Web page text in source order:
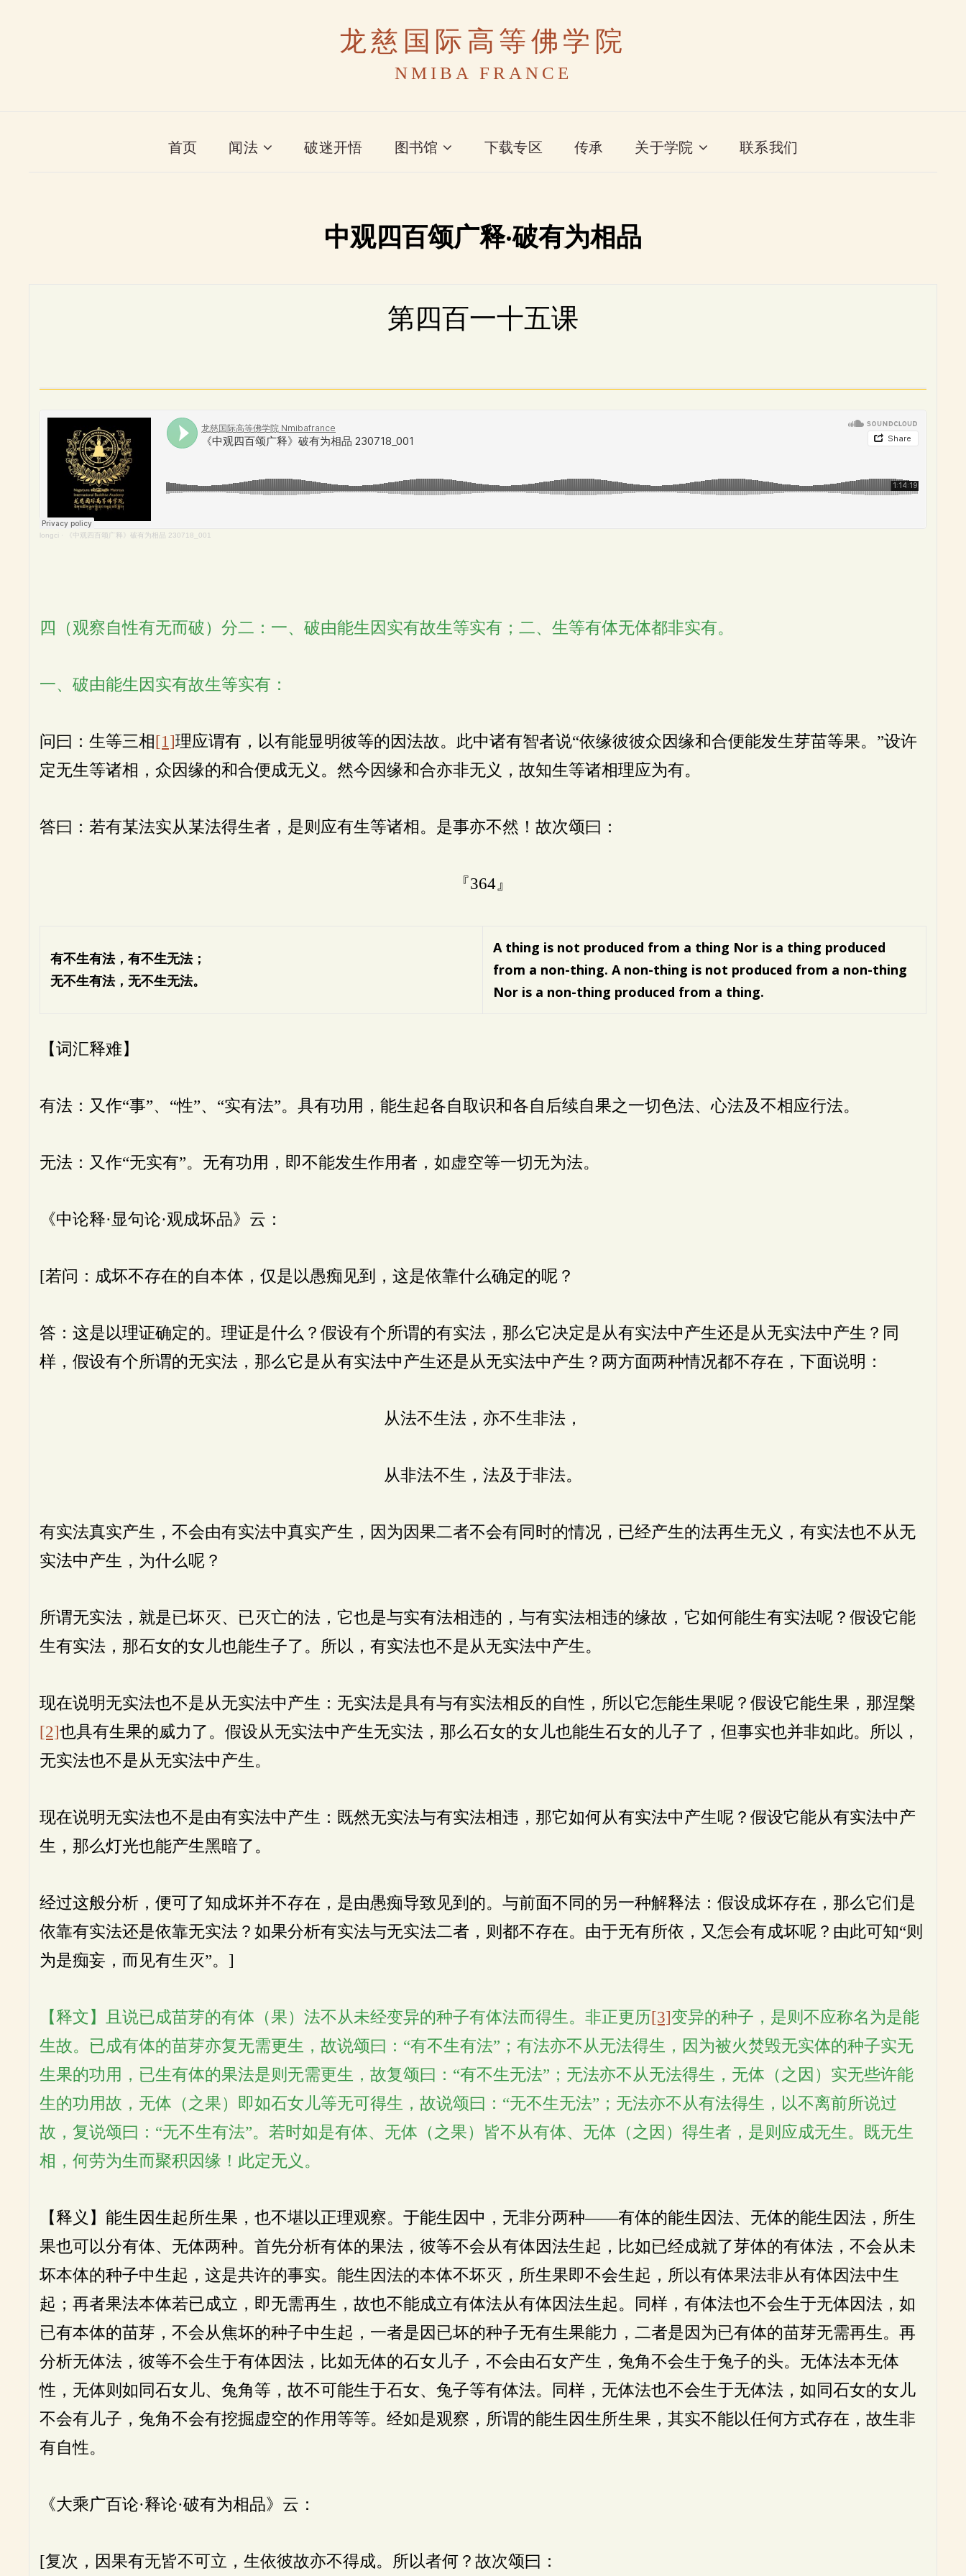
龙慈国际高等佛学院
NMIBA FRANCE
首页 闻法 破迷开悟 图书馆 下载专区 传承 关于学院 联系我们
中观四百颂广释·破有为相品
第四百一十五课
longci · 《中观四百颂广释》破有为相品 230718_001
四（观察自性有无而破）分二：一、破由能生因实有故生等实有；二、生等有体无体都非实有。
一、破由能生因实有故生等实有：
问曰：生等三相[1]理应谓有，以有能显明彼等的因法故。此中诸有智者说“依缘彼彼众因缘和合便能发生芽苗等果。”设许
定无生等诸相，众因缘的和合便成无义。然今因缘和合亦非无义，故知生等诸相理应为有。
答曰：若有某法实从某法得生者，是则应有生等诸相。是事亦不然！故次颂曰：
『364』
有不生有法，有不生无法；
无不生有法，无不生无法。
A thing is not produced from a thing Nor is a thing produced
from a non-thing. A non-thing is not produced from a non-thing
Nor is a non-thing produced from a thing.
【词汇释难】
有法：又作“事”、“性”、“实有法”。具有功用，能生起各自取识和各自后续自果之一切色法、心法及不相应行法。
无法：又作“无实有”。无有功用，即不能发生作用者，如虚空等一切无为法。
《中论释·显句论·观成坏品》云：
[若问：成坏不存在的自本体，仅是以愚痴见到，这是依靠什么确定的呢？
答：这是以理证确定的。理证是什么？假设有个所谓的有实法，那么它决定是从有实法中产生还是从无实法中产生？同
样，假设有个所谓的无实法，那么它是从有实法中产生还是从无实法中产生？两方面两种情况都不存在，下面说明：
从法不生法，亦不生非法，
从非法不生，法及于非法。
有实法真实产生，不会由有实法中真实产生，因为因果二者不会有同时的情况，已经产生的法再生无义，有实法也不从无
实法中产生，为什么呢？
所谓无实法，就是已坏灭、已灭亡的法，它也是与实有法相违的，与有实法相违的缘故，它如何能生有实法呢？假设它能
生有实法，那石女的女儿也能生子了。所以，有实法也不是从无实法中产生。
现在说明无实法也不是从无实法中产生：无实法是具有与有实法相反的自性，所以它怎能生果呢？假设它能生果，那涅槃
[2]也具有生果的威力了。假设从无实法中产生无实法，那么石女的女儿也能生石女的儿子了，但事实也并非如此。所以，
无实法也不是从无实法中产生。
现在说明无实法也不是由有实法中产生：既然无实法与有实法相违，那它如何从有实法中产生呢？假设它能从有实法中产
生，那么灯光也能产生黑暗了。
经过这般分析，便可了知成坏并不存在，是由愚痴导致见到的。与前面不同的另一种解释法：假设成坏存在，那么它们是
依靠有实法还是依靠无实法？如果分析有实法与无实法二者，则都不存在。由于无有所依，又怎会有成坏呢？由此可知“则
为是痴妄，而见有生灭”。]
【释文】且说已成苗芽的有体（果）法不从未经变异的种子有体法而得生。非正更历[3]变异的种子，是则不应称名为是能
生故。已成有体的苗芽亦复无需更生，故说颂曰：“有不生有法”；有法亦不从无法得生，因为被火焚毁无实体的种子实无
生果的功用，已生有体的果法是则无需更生，故复颂曰：“有不生无法”；无法亦不从无法得生，无体（之因）实无些许能
生的功用故，无体（之果）即如石女儿等无可得生，故说颂曰：“无不生无法”；无法亦不从有法得生，以不离前所说过
故，复说颂曰：“无不生有法”。若时如是有体、无体（之果）皆不从有体、无体（之因）得生者，是则应成无生。既无生
相，何劳为生而聚积因缘！此定无义。
【释义】能生因生起所生果，也不堪以正理观察。于能生因中，无非分两种——有体的能生因法、无体的能生因法，所生
果也可以分有体、无体两种。首先分析有体的果法，彼等不会从有体因法生起，比如已经成就了芽体的有体法，不会从未
坏本体的种子中生起，这是共许的事实。能生因法的本体不坏灭，所生果即不会生起，所以有体果法非从有体因法中生
起；再者果法本体若已成立，即无需再生，故也不能成立有体法从有体因法生起。同样，有体法也不会生于无体因法，如
已有本体的苗芽，不会从焦坏的种子中生起，一者是因已坏的种子无有生果能力，二者是因为已有体的苗芽无需再生。再
分析无体法，彼等不会生于有体因法，比如无体的石女儿子，不会由石女产生，兔角不会生于兔子的头。无体法本无体
性，无体则如同石女儿、兔角等，故不可能生于石女、兔子等有体法。同样，无体法也不会生于无体法，如同石女的女儿
不会有儿子，兔角不会有挖掘虚空的作用等等。经如是观察，所谓的能生因生所生果，其实不能以任何方式存在，故生非
有自性。
《大乘广百论·释论·破有为相品》云：
[复次，因果有无皆不可立，生依彼故亦不得成。所以者何？故次颂曰：